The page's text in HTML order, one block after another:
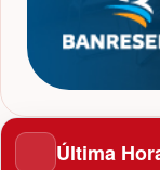
Última